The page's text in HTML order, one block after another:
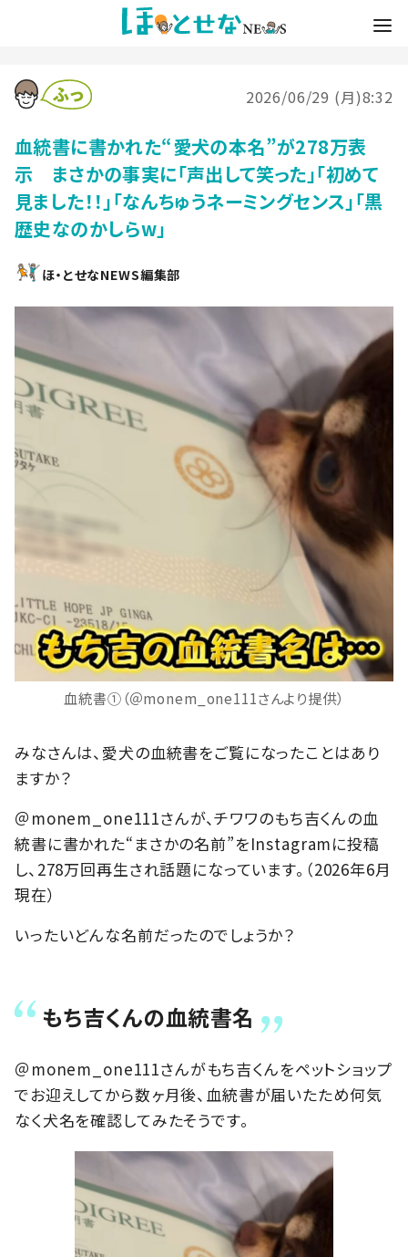
2026/06/29 (月)8:32
血統書に書かれた“愛犬の本名”が278万表
示 まさかの事実に「声出して笑った」「初めて
見ました！！」「なんちゅうネーミングセンス」「黒
歴史なのかしらw」
ほ・とせなNEWS編集部
血統書①（＠monem_one111さんより提供）
みなさんは、愛犬の血統書をご覧になったことはあり
ますか？
＠monem_one111さんが、チワワのもち吉くんの血
統書に書かれた“まさかの名前”をInstagramに投稿
し、278万回再生され話題になっています。（2026年6月
現在）
いったいどんな名前だったのでしょうか？
もち吉くんの血統書名
＠monem_one111さんがもち吉くんをペットショップ
でお迎えしてから数ヶ月後、血統書が届いたため何気
なく犬名を確認してみたそうです。